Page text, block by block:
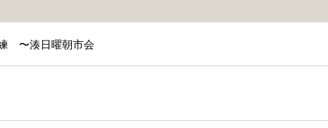
〜湊日曜朝市会